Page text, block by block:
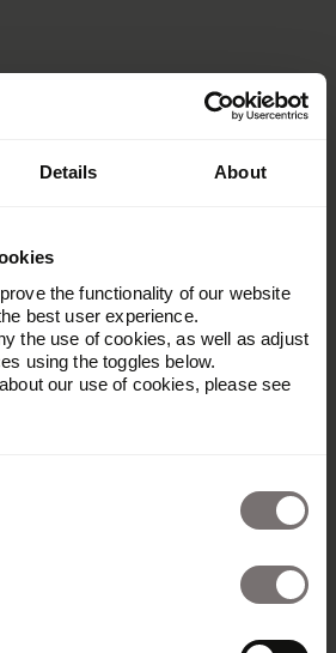
Details About
the functionality of our website
best user experience.
the use of cookies, as well as adjust
using the toggles below.
our use of cookies, please see